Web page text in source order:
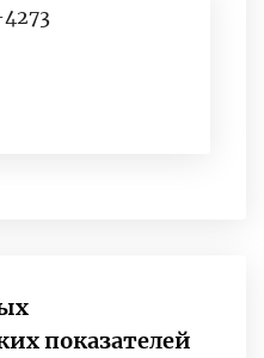
показателей